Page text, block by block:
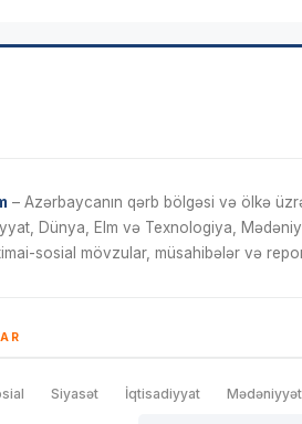
– Azərbaycanın qərb bölgəsi və ölkə
Dünya, Elm və Texnologiya,
sosial mövzular, müsahibələr və
Siyasət İqtisadiyyat Mədəniyyət